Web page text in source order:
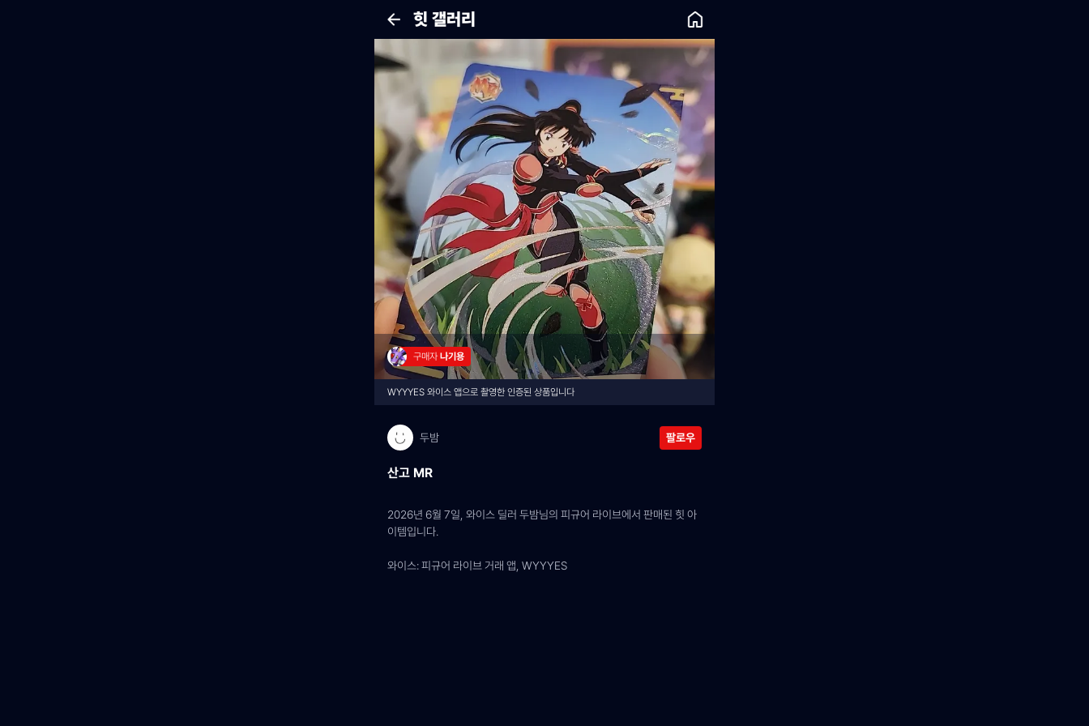
힛 갤러리
구매자 나기용
WYYYES 와이스 앱으로 촬영한 인증된 상품입니다
두밤 팔로우
산고 MR
2026년 6월 7일, 와이스 딜러 두밤님의 피규어 라이브에서 판매된 힛 아
이템입니다.
와이스: 피규어 라이브 거래 앱, WYYYES